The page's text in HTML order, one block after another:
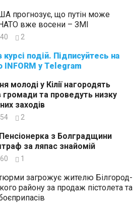
INFORM у Telegram
прогнозує, що путін може
вже восени – ЗМІ
2
молоді у Кілії нагородять
громади та проведуть низку
заходів
2
за ляпас знайомій
1
загрожує жителю Білгород-
району за продаж пістолета та